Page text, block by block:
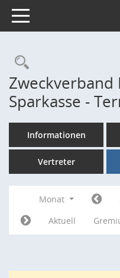
Toggle navigation
Zweckverband
Sparkasse -
Informationen
Vertreter
Monat
Aktuell